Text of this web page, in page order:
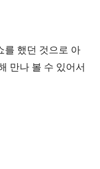
를 했던 것으로 아
만나 볼 수 있어서